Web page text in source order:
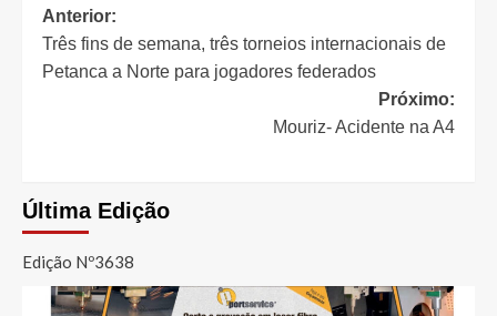
Navegação
de
Anterior:
Três fins de semana, três torneios internacionais de
Petanca a Norte para jogadores federados
Próximo:
Mouriz- Acidente na A4
Última Edição
Edição Nº3638